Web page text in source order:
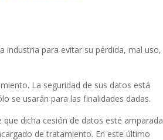
industria para evitar su pérdida, mal uso,
La seguridad de sus datos está
se usarán para las finalidades dadas.
dicha cesión de datos esté amparada
de tratamiento. En este último